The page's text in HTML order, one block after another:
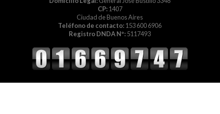
CP:1407
Ciudad de Buenos Aires
Teléfono de contacto:153 600 6906
Registro DNDA Nº:5117493